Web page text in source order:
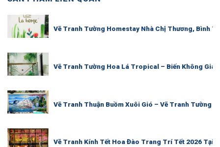
Vẽ Tranh Tường Homestay Nhà Chị Thương, Bình
Vẽ Tranh Tường Hoa Lá Tropical – Biến Không
Vẽ Tranh Thuận Buồm Xuôi Gió – Vẽ Tranh Tường
Vẽ Tranh Kính Tết Hoa Đào Trang Trí Tết 2026 Tại